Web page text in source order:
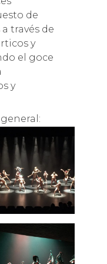
de
través de
y
el goce
y